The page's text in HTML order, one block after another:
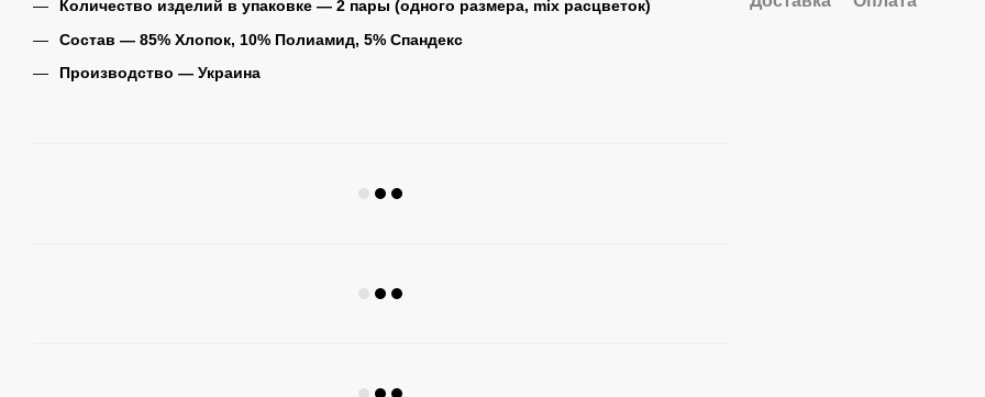
Количество изделий в упаковке ― 2 пары (одного размера, mix расцветок)
Состав ― 85% Хлопок, 10% Полиамид, 5% Спандекс
Производство ― Украина